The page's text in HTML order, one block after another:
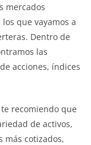
mercados
que vayamos a
Dentro de
las
acciones, índices
recomiendo que
de activos,
más cotizados,